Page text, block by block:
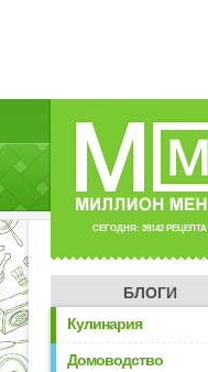
СЕГОДНЯ: 39142 РЕЦЕПТА
БЛОГИ
Кулинария
Домоводство